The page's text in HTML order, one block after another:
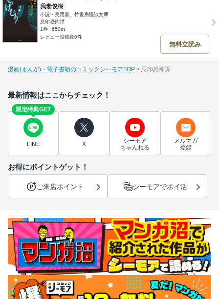
我妻俊樹
小説・実用書、竹書房怪談文庫
忌印恐怖譚
1巻
650pt
レビュー投稿数0件
無料立読み
漫画(まんが)・電子書籍のコミックシーモアTOP 忌印恐怖譚
最新情報はここからチェック！
限定特典GET
LINE X
シーモア
ちゃんねる
メルマガ
登録
お得にポイントゲット！
ご来店ポイント シーモアでポイ活